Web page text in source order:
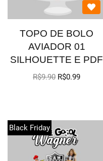
TOPO DE BOLO
AVIADOR 01
SILHOUETTE E PDF
R$9.90 R$0.99
Black Friday